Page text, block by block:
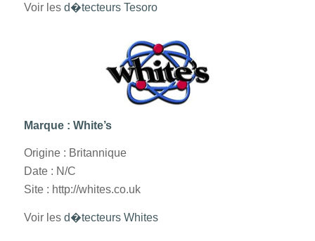
Voir les d�tecteurs Tesoro
Marque : White’s
Origine : Britannique
Date : N/C
Site : http://whites.co.uk
Voir les d�tecteurs Whites